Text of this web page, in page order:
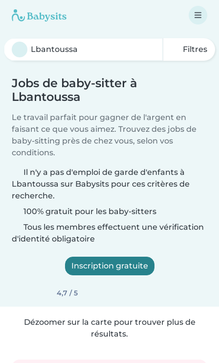
Filtres
Jobs de baby-sitter à
Lbantoussa
Le travail parfait pour gagner de l'argent en
faisant ce que vous aimez. Trouvez des jobs de
baby-sitting près de chez vous, selon vos
conditions.
Il n'y a pas d'emploi de garde d'enfants à
Lbantoussa sur Babysits pour ces critères de
recherche.
100% gratuit pour les baby-sitters
Tous les membres effectuent une vérification
d'identité obligatoire
Inscription gratuite
4,7 / 5
Dézoomer sur la carte pour trouver plus de
résultats.